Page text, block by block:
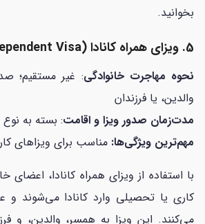
بخوانید.
5. ویزای همراه کانادا (Independent Visa)
نحوه مهاجرت خانوادگی: غیر مستقیم؛
والدین، یا فرزندان
مدت‌زمان صدور ویزا و اقامت: بسته به
مهم‌ترین ویژگی‌ها: مناسب برای ویزاهای
با استفاده از ویزای همراه کانادا، اعضای
کاری یا تحصیلی وارد کانادا می‌شوند و
می‌کنند. این ویزا به همسر، والدین، و